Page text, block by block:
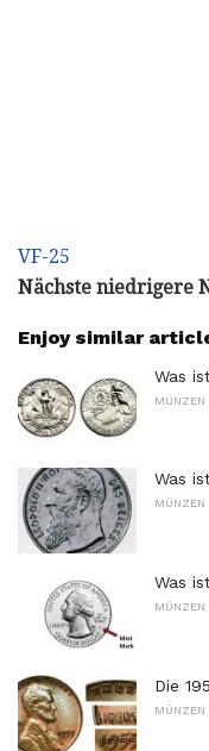
VF-25
Nächste niedrigere
Enjoy similar
Was
MÜNZEN
Was
MÜNZEN
Was
MÜNZEN
Die
MÜNZEN